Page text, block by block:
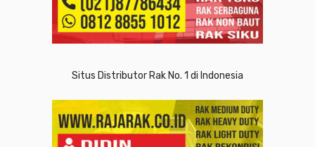
Situs Distributor Rak No. 1 di Indonesia